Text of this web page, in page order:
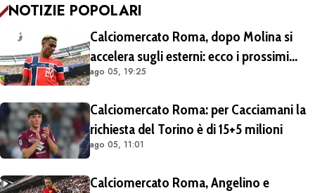
NOTIZIE POPOLARI
Calciomercato Roma, dopo Molina si
accelera sugli esterni: ecco i prossimi
obiettivi
ago 05, 19:25
Calciomercato Roma: per Cacciamani la
richiesta del Torino è di 15+5 milioni
ago 05, 11:01
Calciomercato Roma, Angelino e